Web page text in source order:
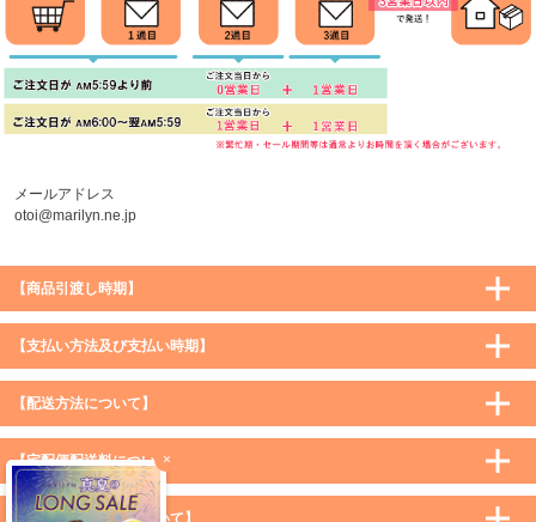
×
メールアドレス
otoi@marilyn.ne.jp
【商品引渡し時期】
【支払い方法及び支払い時期】
【配送方法について】
【宅配便配送料について】
購入価格 ／ 地域 通常 沖縄・離島など一部地域
【メール便配送料について】